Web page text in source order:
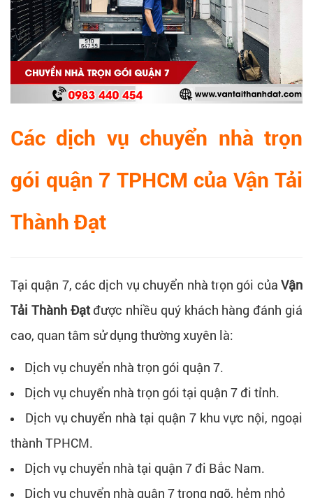
Các dịch vụ chuyển nhà trọn
gói quận 7 TPHCM của Vận Tải
Thành Đạt
Tại quận 7, các dịch vụ chuyển nhà trọn gói của Vận
Tải Thành Đạtđược nhiều quý khách hàng đánh giá
cao, quan tâm sử dụng thường xuyên là:
Dịch vụ chuyển nhà trọn gói quận 7.
Dịch vụ chuyển nhà trọn gói tại quận 7 đi tỉnh.
Dịch vụ chuyển nhà tại quận 7 khu vực nội, ngoại
thành TPHCM.
Dịch vụ chuyển nhà tại quận 7 đi Bắc Nam.
Dịch vụ chuyển nhà quận 7 trong ngõ, hẻm nhỏ